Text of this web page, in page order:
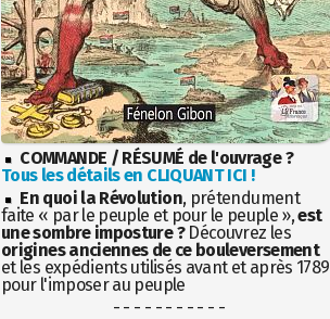
COMMANDE / RÉSUMÉ de l'ouvrage ?
Tous les détails en CLIQUANT ICI !
En quoi la Révolution, prétendument
faite « par le peuple et pour le peuple »,est
une sombre imposture ?Découvrez les
origines anciennes de ce bouleversement
et les expédients utilisés avant et après 1789
pour l'imposer au peuple
- - - - - - - - - - -